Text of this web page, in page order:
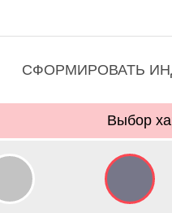
СФОРМИРОВАТЬ
Выбор